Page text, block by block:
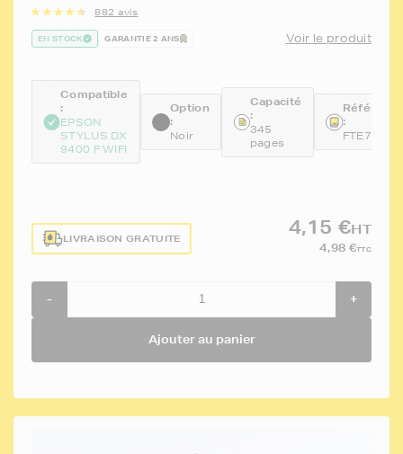
882 avis
EN STOCK GARANTIE 2 ANS Voir le produit
Compatible
:
EPSON
STYLUS DX
9400 F WIFI
Option
:
Noir
Capacité
:
345
pages
:
FTE711
LIVRAISON GRATUITE
4,15 €HT
4,98 €TTC
- +
Ajouter au panier